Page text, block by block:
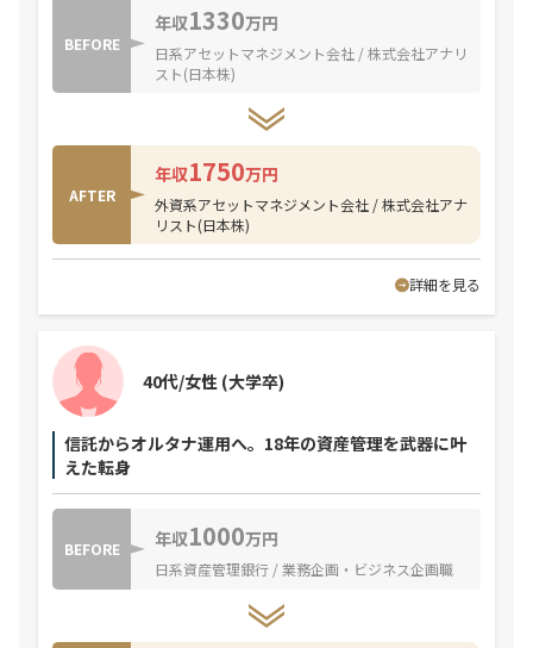
BEFORE
年収1330万円
日系アセットマネジメント会社 / 株式会社アナリ
スト(日本株)
AFTER
年収1750万円
外資系アセットマネジメント会社 / 株式会社アナ
リスト(日本株)
詳細を見る
信託からオルタナ運用へ。18年の資産管理を武器に叶
えた転身
40代/女性 (大学卒)
BEFORE 年収1000万円
日系資産管理銀行 / 業務企画・ビジネス企画職